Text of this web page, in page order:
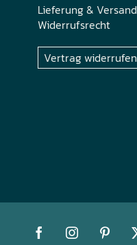
Lieferung & Versand
Widerrufsrecht
Vertrag widerrufen